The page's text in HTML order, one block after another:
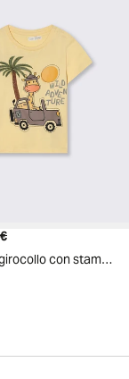
attuale
Prezzo originale
Maglietta girocollo con stampa e ricamo - Ocra